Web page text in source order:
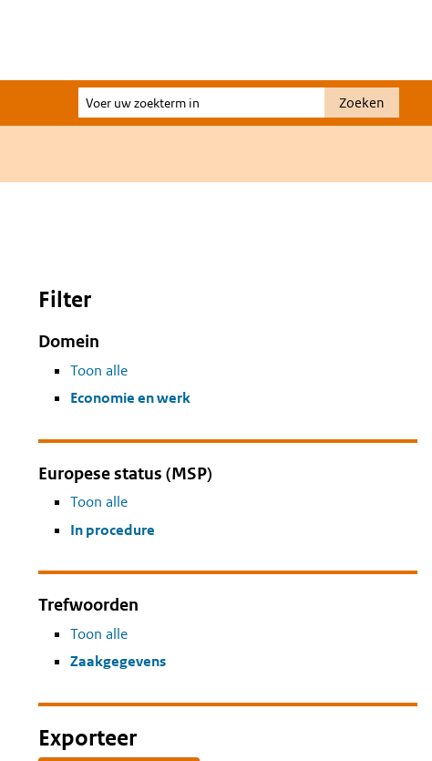
Voer
uw
Zoeken
Filter
Domein
Toon alle
Economie en werk
Europese status (MSP)
Toon alle
In procedure
Trefwoorden
Toon alle
Zaakgegevens
Exporteer